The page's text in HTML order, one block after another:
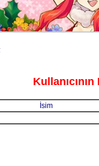
İsim